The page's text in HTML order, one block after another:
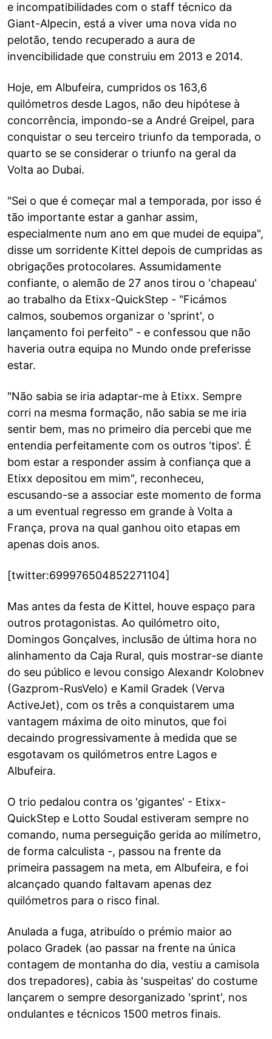
e incompatibilidades com o staff técnico da
Giant-Alpecin, está a viver uma nova vida no
pelotão, tendo recuperado a aura de
invencibilidade que construiu em 2013 e 2014.
Hoje, em Albufeira, cumpridos os 163,6
quilómetros desde Lagos, não deu hipótese à
concorrência, impondo-se a André Greipel, para
conquistar o seu terceiro triunfo da temporada, o
quarto se se considerar o triunfo na geral da
Volta ao Dubai.
"Sei o que é começar mal a temporada, por isso é
tão importante estar a ganhar assim,
especialmente num ano em que mudei de equipa",
disse um sorridente Kittel depois de cumpridas as
obrigações protocolares. Assumidamente
confiante, o alemão de 27 anos tirou o 'chapeau'
ao trabalho da Etixx-QuickStep - "Ficámos
calmos, soubemos organizar o 'sprint', o
lançamento foi perfeito" - e confessou que não
haveria outra equipa no Mundo onde preferisse
estar.
"Não sabia se iria adaptar-me à Etixx. Sempre
corri na mesma formação, não sabia se me iria
sentir bem, mas no primeiro dia percebi que me
entendia perfeitamente com os outros 'tipos'. É
bom estar a responder assim à confiança que a
Etixx depositou em mim", reconheceu,
escusando-se a associar este momento de forma
a um eventual regresso em grande à Volta a
França, prova na qual ganhou oito etapas em
apenas dois anos.
[twitter:699976504852271104]
Mas antes da festa de Kittel, houve espaço para
outros protagonistas. Ao quilómetro oito,
Domingos Gonçalves, inclusão de última hora no
alinhamento da Caja Rural, quis mostrar-se diante
do seu público e levou consigo Alexandr Kolobnev
(Gazprom-RusVelo) e Kamil Gradek (Verva
ActiveJet), com os três a conquistarem uma
vantagem máxima de oito minutos, que foi
decaindo progressivamente à medida que se
esgotavam os quilómetros entre Lagos e
Albufeira.
O trio pedalou contra os 'gigantes' - Etixx-
QuickStep e Lotto Soudal estiveram sempre no
comando, numa perseguição gerida ao milímetro,
de forma calculista -, passou na frente da
primeira passagem na meta, em Albufeira, e foi
alcançado quando faltavam apenas dez
quilómetros para o risco final.
Anulada a fuga, atribuído o prémio maior ao
polaco Gradek (ao passar na frente na única
contagem de montanha do dia, vestiu a camisola
dos trepadores), cabia às 'suspeitas' do costume
lançarem o sempre desorganizado 'sprint', nos
ondulantes e técnicos 1500 metros finais.